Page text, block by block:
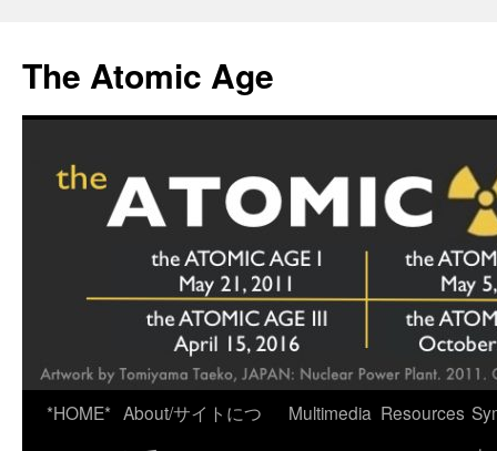
content
The Atomic Age
*HOME* About/サイトにつ
Multimedia Resources